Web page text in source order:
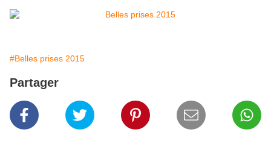
#Belles prises 2015
Partager